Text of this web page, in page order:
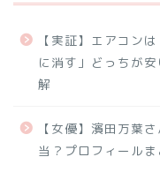
【実証】エアコン
に消す」どっちが
解
【女優】濱田万葉
当？プロフィールま